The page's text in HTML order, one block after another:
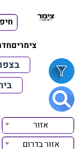
צימרים
אזור
אזור בדרום